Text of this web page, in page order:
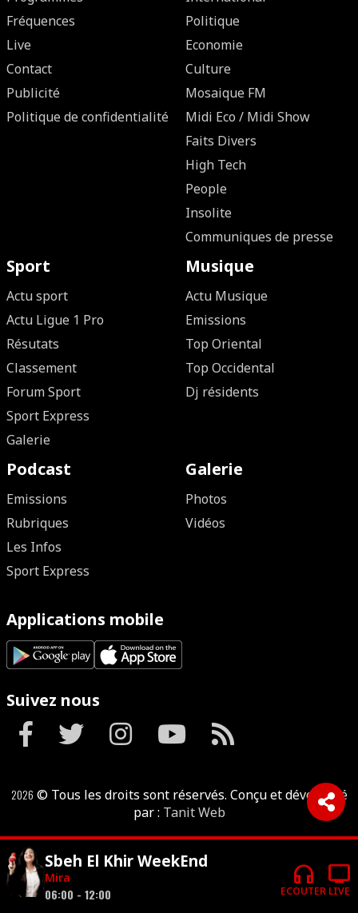
Fréquences
Live
Contact
Publicité
Politique de confidentialité
Politique
Economie
Culture
Mosaique FM
Midi Eco / Midi Show
Faits Divers
High Tech
People
Insolite
Communiques de presse
Sport
Actu sport
Actu Ligue 1 Pro
Résutats
Classement
Forum Sport
Sport Express
Galerie
Musique
Actu Musique
Emissions
Top Oriental
Top Occidental
Dj résidents
Podcast
Emissions
Rubriques
Les Infos
Sport Express
Galerie
Photos
Vidéos
Applications mobile
Suivez nous
2026 © Tous les droits sont réservés. Conçu et développé
par : Tanit Web
Sbeh El Khir WeekEnd
Mira
06:00 - 12:00
headphones
ECOUTER
tv
LIVE